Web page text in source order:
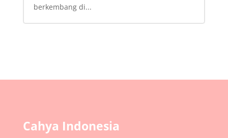
berkembang di...
Cahya Indonesia